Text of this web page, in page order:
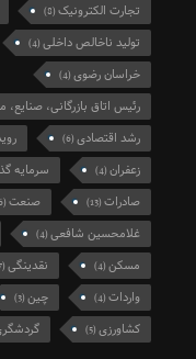
تجارت الکترونیک(8)
تولید ناخالص داخلی(4)
خراسان رضوی(4)
رئیس اتاق بازرگانی، صنایع،
رشد اقتصادی(6)
زعفران(4) سرمایه
صادرات(13) صنعت(6)
غلامحسین شافعی(4)
مسکن(4) نقدینگی(7)
واردات(4) چین(3)
کشاورزی(5)